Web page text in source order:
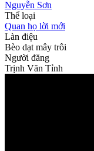
Nguyễn Sơn
Thể loại
Quan họ lời mới
Làn điệu
Bèo dạt mây trôi
Người đăng
Trịnh Văn Tỉnh